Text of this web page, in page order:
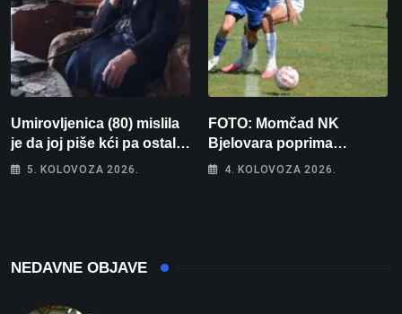
Umirovljenica (80) mislila
je da joj piše kći pa ostala
bez 1000 eura
5. KOLOVOZA 2026.
FOTO: Momčad NK
Bjelovara poprima
jesenski izgled
4. KOLOVOZA 2026.
NEDAVNE OBJAVE